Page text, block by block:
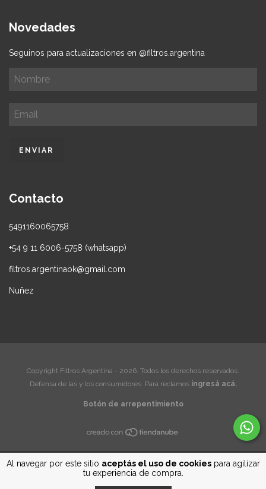
Al navegar por este sitio aceptás el uso de cookiespara agilizar
tu experiencia de compra.
Novedades
Seguinos para actualizaciones en @filtros.argentina
Contacto
5491160065758
+54 9 11 6006-5758 (whatsapp)
filtros.argentinaok@gmail.com
Nuñez
Copyright Filtros Argentina - 2026. Todos los derechos reservados.
Defensa de las y los consumidores. Para reclamos ingresá acá.
Botón de arrepentimiento